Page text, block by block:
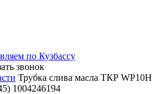
по Кузбассу
звонок
Трубка слива масла ТКР WP10H
1004246194